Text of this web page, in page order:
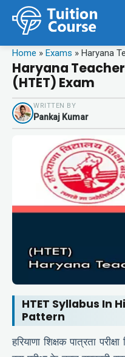
Home » Exams » Haryana
Haryana
(HTET) Exam
WRITTEN BY
Pankaj Kumar
HTET Syllabus In
Pattern
हरियाणा शिक्षक पात्रता